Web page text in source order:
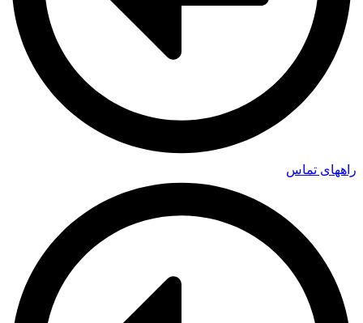
راههای تماس